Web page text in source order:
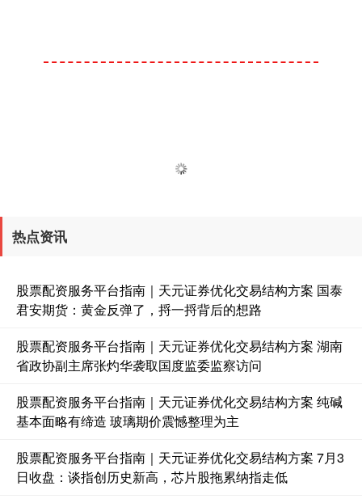
热点资讯
股票配资服务平台指南｜天元证券优化交易结构方案 国泰
君安期货：黄金反弹了，捋一捋背后的想路
股票配资服务平台指南｜天元证券优化交易结构方案 湖南
省政协副主席张灼华袭取国度监委监察访问
股票配资服务平台指南｜天元证券优化交易结构方案 纯碱
基本面略有缔造 玻璃期价震憾整理为主
股票配资服务平台指南｜天元证券优化交易结构方案 7月3
日收盘：谈指创历史新高，芯片股拖累纳指走低